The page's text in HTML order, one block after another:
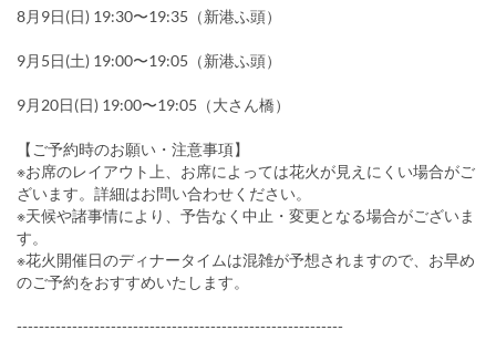
8月9日(日) 19:30〜19:35（新港ふ頭）
9月5日(土) 19:00〜19:05（新港ふ頭）
9月20日(日) 19:00〜19:05（大さん橋）
【ご予約時のお願い・注意事項】
※お席のレイアウト上、お席によっては花火が見えにくい場合がご
ざいます。詳細はお問い合わせください。
※天候や諸事情により、予告なく中止・変更となる場合がございま
す。
※花火開催日のディナータイムは混雑が予想されますので、お早め
のご予約をおすすめいたします。
-----------------------------------------------------------